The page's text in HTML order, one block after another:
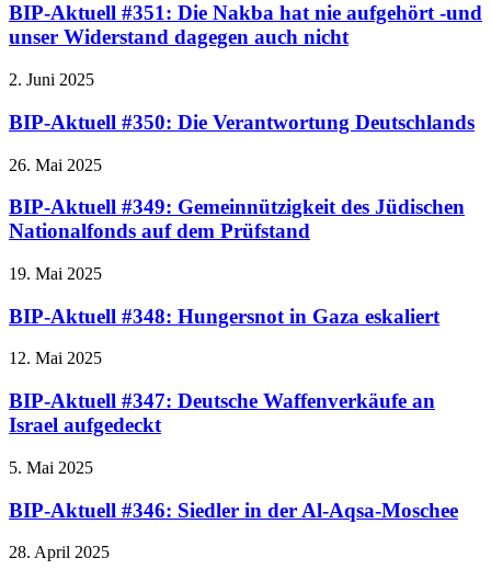
BIP-Aktuell #351: Die Nakba hat nie aufgehört -und
unser Widerstand dagegen auch nicht
2. Juni 2025
BIP-Aktuell #350: Die Verantwortung Deutschlands
26. Mai 2025
BIP-Aktuell #349: Gemeinnützigkeit des Jüdischen
Nationalfonds auf dem Prüfstand
19. Mai 2025
BIP-Aktuell #348: Hungersnot in Gaza eskaliert
12. Mai 2025
BIP-Aktuell #347: Deutsche Waffenverkäufe an
Israel aufgedeckt
5. Mai 2025
BIP-Aktuell #346: Siedler in der Al-Aqsa-Moschee
28. April 2025